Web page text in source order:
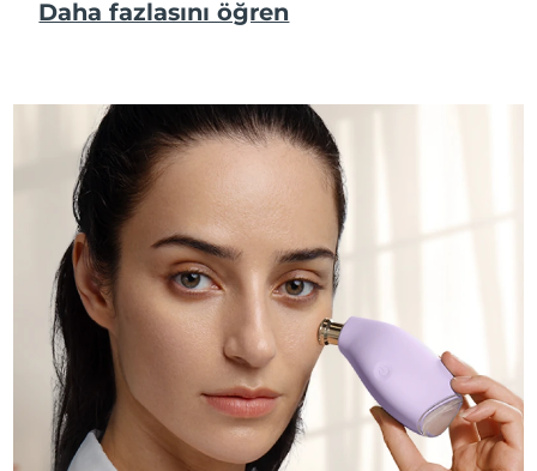
Daha fazlasını öğren